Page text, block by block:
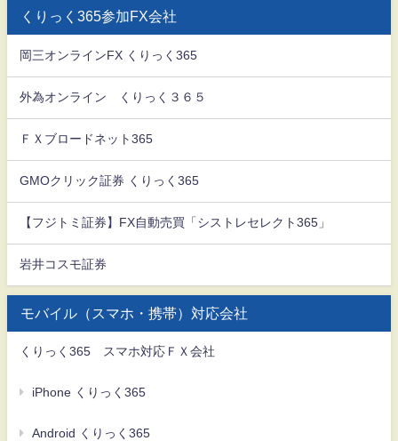
くりっく365参加FX会社
岡三オンラインFX くりっく365
外為オンライン くりっく３６５
ＦＸブロードネット365
GMOクリック証券 くりっく365
【フジトミ証券】FX自動売買「シストレセレクト365」
岩井コスモ証券
モバイル（スマホ・携帯）対応会社
くりっく365 スマホ対応ＦＸ会社
iPhone くりっく365
Android くりっく365